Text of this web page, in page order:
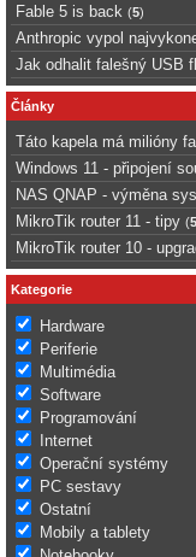
Fable 5 is back (5)
Anthropic vypol
Jak odhalit falešný USB
Články
Táto kapela má milióny
Windows 11 - připojení
NAS QNAP - výměna
MikroTik router 11 - tipy (5
MikroTik router 10 -
Kategorie
Hardware
Periferie
Multimédia
Software
Programování
Internet
Operační systémy
PC sestavy
Ostatní
Mobily a tablety